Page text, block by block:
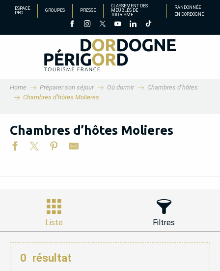
AllerESPACE
PRO
GROUPES PRESSE
CLASSEMENT DES
MEUBLÉS DE
TOURISME
RANDONNÉE
EN DORDOGNE
Home Préparer son séjour Où dormir
Chambres d’hôtes
Chambres d’hôtes Molieres
Chambres d’hôtes Molieres
Liste Filtres
0 résultat